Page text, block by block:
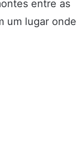
entre as
um lugar onde